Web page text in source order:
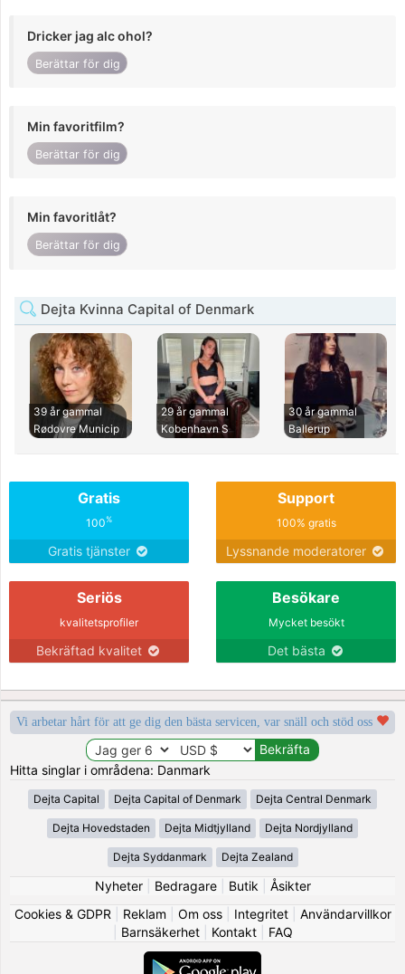
Dricker jag alc ohol?
Berättar för dig
Min favoritfilm?
Berättar för dig
Min favoritlåt?
Berättar för dig
Dejta Kvinna Capital of Denmark
39 år gammal
Rødovre Municip
29 år gammal
Kobenhavn S
30 år gammal
Ballerup
Gratis
100%
Gratis tjänster
Support
100% gratis
Lyssnande moderatorer
Seriös
kvalitetsprofiler
Bekräftad kvalitet
Besökare
Mycket besökt
Det bästa
Vi arbetar hårt för att ge dig den bästa servicen, var snäll och stöd oss
Hitta singlar i områdena: Danmark
Dejta Capital Dejta Capital of Denmark Dejta Central Denmark
Dejta Hovedstaden Dejta Midtjylland Dejta Nordjylland
Dejta Syddanmark Dejta Zealand
Nyheter| Bedragare| Butik
Åsikter
Cookies & GDPR
Reklam Om oss| Integritet| Användarvillkor
Barnsäkerhet| Kontakt| FAQ